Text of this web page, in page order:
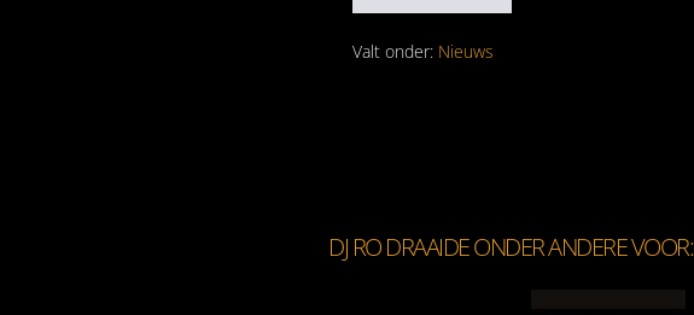
Ro
Friends
Valt onder: Nieuws
DJ RO DRAAIDE ONDER ANDERE VOOR: